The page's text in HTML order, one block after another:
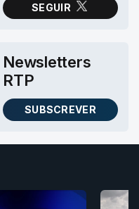
SEGUIR
NO X (TWITTER)
Newsletters
RTP
SUBSCREVER
AS NEWSLETTERS RTP